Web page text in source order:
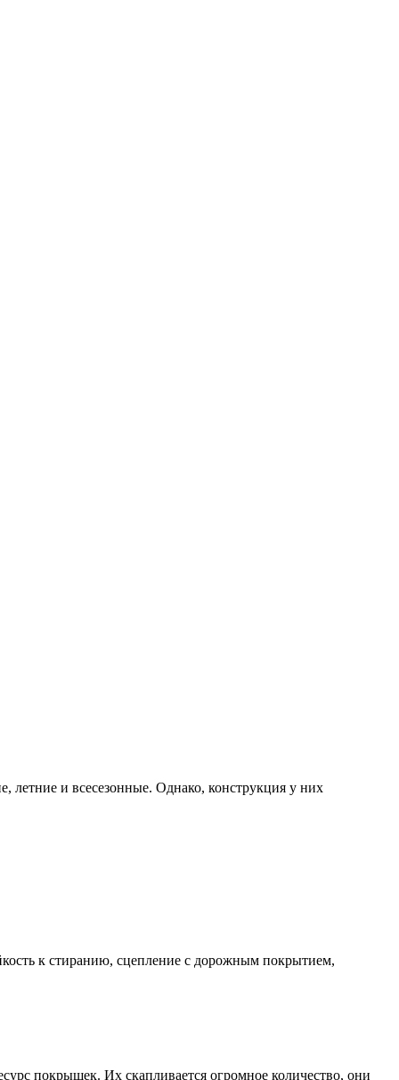
летние и всесезонные. Однако, конструкция у них
к стиранию, сцепление с дорожным покрытием,
покрышек. Их скапливается огромное количество, они